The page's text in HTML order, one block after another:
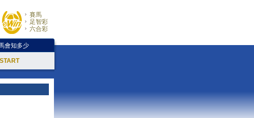
賽馬
足智彩
六合彩
會知多少